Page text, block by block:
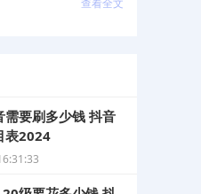
查看全文
需要刷多少钱 抖音
表2024